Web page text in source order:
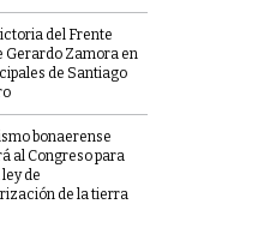
del Frente
Gerardo Zamora en
de Santiago
bonaerense
al Congreso para
de
de la tierra